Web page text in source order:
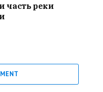
часть реки